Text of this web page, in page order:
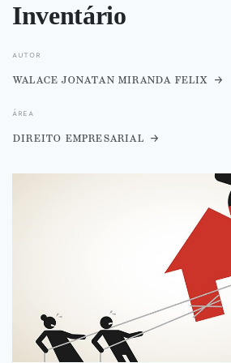
Inventário
autor
walace jonatan miranda felix
área
direito empresarial